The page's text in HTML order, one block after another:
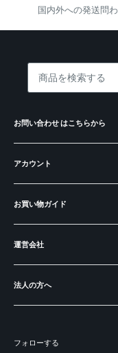
国内外への発送問
お問い合わせ はこちらから
お問合せ・コンシェルジ
偽サイトにご注意ください
アカウント
ログイン
アカウントを作成
お買い物ガイド
お知らせ
BECOS とは？
ラッピングについて
ご購入の前に
よくある質問
運営会社
運営会社
特定商取引法に基づく表記
プライバシーポリシー
パートナー＆掲載実績
法人の方へ
出品：メーカー様・職人
募集：販売パートナー
フォローする